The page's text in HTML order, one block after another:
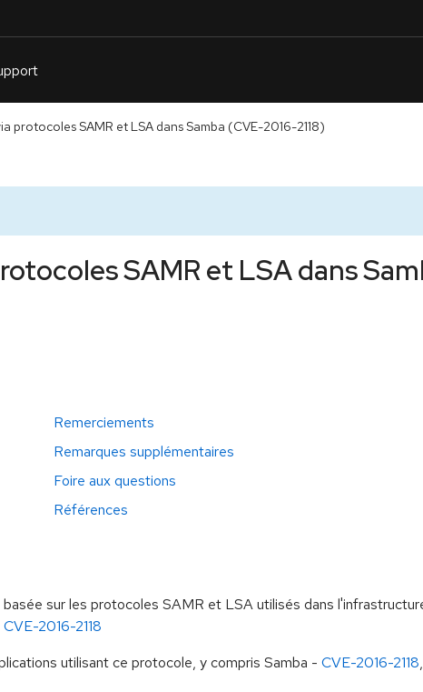
protocoles SAMR et LSA dans Samba (CVE-2016-2118)
SAMR et LSA dans
Remerciements
Remarques supplémentaires
Foire aux questions
Références
sur les protocoles SAMR et LSA utilisés dans
CVE-2016-2118
utilisant ce protocole, y compris Samba - CVE-2016-2118